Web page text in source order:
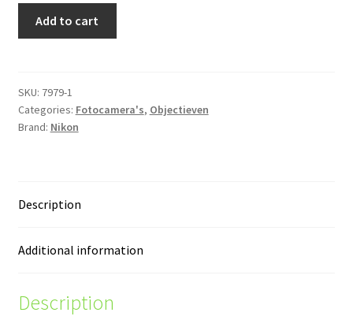
Xenar
135/4.5
(+Nikon-
Add to cart
SKU: 7979-1
Categories: Fotocamera's, Objectieven
Brand: Nikon
Description
Additional information
Description